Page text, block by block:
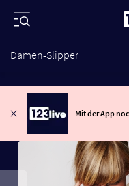
Damen-Slipper
Mit der App